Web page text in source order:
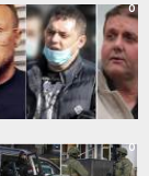
0
0